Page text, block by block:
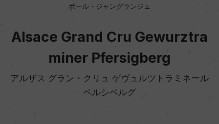
ポール・ジャングランジェ
Alsace Grand Cru Gewurztra
miner Pfersigberg
アルザス グラン・クリュ ゲヴュルツトラミネール
ペルシベルグ